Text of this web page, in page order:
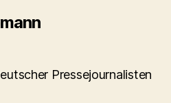
Pressejournalisten